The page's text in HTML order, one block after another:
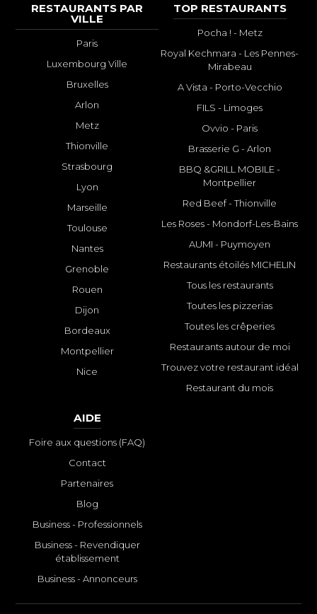
RESTAURANTS PAR
VILLE
Paris
Luxembourg Ville
Bruxelles
Arlon
Metz
Thionville
Strasbourg
Lyon
Marseille
Toulouse
Nantes
Grenoble
Rouen
Dijon
Bordeaux
Montpellier
Nice
TOP RESTAURANTS
Pocha ! - Metz
Royal Kechmara - Les Pennes-
Mirabeau
A Vista - Porto-Vecchio
FILS - Limoges
Ovvio - Paris
Brasserie G - Arlon
BBQ &GRILL MOBILE -
Montpellier
Red Beef - Thionville
Les Roses - Mondorf-Les-Bains
AUMI - Puymoyen
Restaurants étoilés MICHELIN
Tous les restaurants
Toutes les pizzerias
Toutes les crêperies
Restaurants autour de moi
Trouvez votre restaurant idéal
Restaurant du mois
AIDE
Foire aux questions (FAQ)
Contact
Partenaires
Blog
Business - Professionnels
Business - Revendiquer
établissement
Business - Annonceurs